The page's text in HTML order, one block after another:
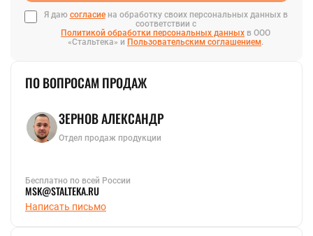
Я даю согласиена обработку своих персональных данных в
соответствии с
Политикой обработки персональных данных в ООО
«Стальтека» и Пользовательским соглашением.
ПО ВОПРОСАМ ПРОДАЖ
ЗЕРНОВ АЛЕКСАНДР
Отдел продаж продукции
Бесплатно по всей России
MSK@STALTEKA.RU
Написать письмо